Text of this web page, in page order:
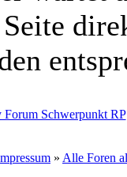
» Alle Foren